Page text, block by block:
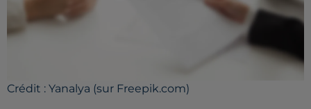
Crédit : Yanalya (sur Freepik.com)